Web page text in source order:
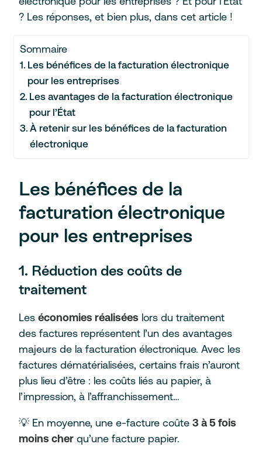
? Les réponses, et bien plus, dans cet article !
Sommaire
Les bénéfices de la facturation électronique
pour les entreprises
Les avantages de la facturation électronique
pour l’État
À retenir sur les bénéfices de la facturation
électronique
Les bénéfices de la
facturation électronique
pour les entreprises
1. Réduction des coûts de
traitement
Les économies réalisées lors du traitement
des factures représentent l’un des avantages
majeurs de la facturation électronique. Avec les
factures dématérialisées, certains frais n’auront
plus lieu d’être : les coûts liés au papier, à
l’impression, à l’affranchissement…
💡 En moyenne, une e-facture coûte 3 à 5 fois
moins cherqu’une facture papier.